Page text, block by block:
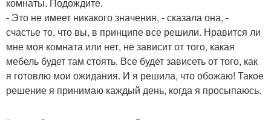
- Это не имеет никакого значения, - сказала она, -
счастье то, что вы, в принципе все решили. Нравится ли
мне моя комната или нет, не зависит от того, какая
мебель будет там стоять. Все будет зависеть от того, как
я готовлю мои ожидания. И я решила, что обожаю! Такое
решение я принимаю каждый день, когда я просыпаюсь.